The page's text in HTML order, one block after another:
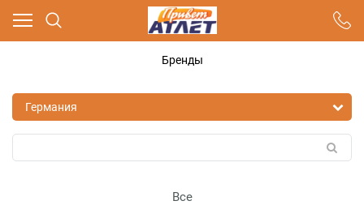
Бренды
Все
Ваш город - Москва,
угадали?